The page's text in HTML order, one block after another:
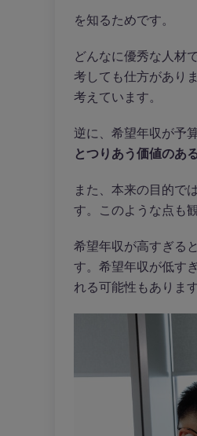
を知るためです。
どんなに優秀な人材
考しても仕方があり
考えています。
逆に、希望年収が予
とつりあう価値のあ
また、本来の目的で
す。このような点も
希望年収が高すぎる
す。希望年収が低す
れる可能性もありま